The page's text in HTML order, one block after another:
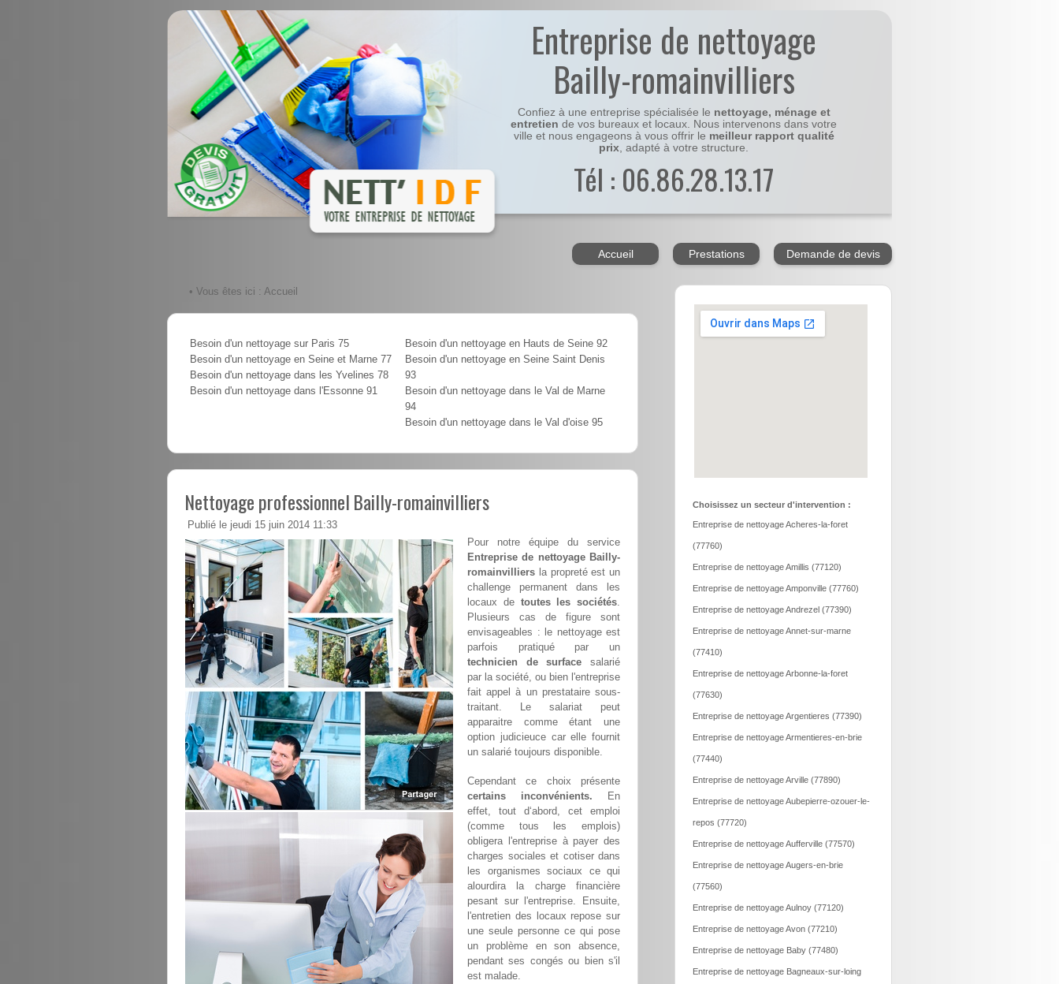
Entreprise de nettoyage
Bailly-romainvilliers
Confiez à une entreprise spécialisée le nettoyage, ménage et
entretien de vos bureaux et locaux. Nous intervenons dans votre
ville et nous engageons à vous offrir le meilleur rapport qualité
prix, adapté à votre structure.
Tél : 06.86.28.13.17
Accueil Prestations Demande de devis
• Vous êtes ici : Accueil
Besoin d'un nettoyage sur Paris 75
Besoin d'un nettoyage en Seine et Marne 77
Besoin d'un nettoyage dans les Yvelines 78
Besoin d'un nettoyage dans l'Essonne 91
Besoin d'un nettoyage en Hauts de Seine 92
Besoin d'un nettoyage en Seine Saint Denis
93
Besoin d'un nettoyage dans le Val de Marne
94
Besoin d'un nettoyage dans le Val d'oise 95
Nettoyage professionnel Bailly-romainvilliers
Publié le jeudi 15 juin 2014 11:33
Pour notre équipe du service
Entreprise de nettoyage Bailly-
romainvilliers la propreté est un
challenge permanent dans les
locaux de toutes les sociétés.
Plusieurs cas de figure sont
envisageables : le nettoyage est
parfois pratiqué par un
technicien de surface salarié
par la société, ou bien l'entreprise
fait appel à un prestataire sous-
traitant. Le salariat peut
apparaitre comme étant une
option judicieuce car elle fournit
un salarié toujours disponible.
Cependant ce choix présente
certains inconvénients. En
effet, tout d‘abord, cet emploi
(comme tous les emplois)
obligera l'entreprise à payer des
charges sociales et cotiser dans
les organismes sociaux ce qui
alourdira la charge financière
pesant sur l'entreprise. Ensuite,
l'entretien des locaux repose sur
une seule personne ce qui pose
un problème en son absence,
pendant ses congés ou bien s'il
est malade.
Choisissez un secteur d'intervention :
Entreprise de nettoyage Acheres-la-foret
(77760)
Entreprise de nettoyage Amillis (77120)
Entreprise de nettoyage Amponville (77760)
Entreprise de nettoyage Andrezel (77390)
Entreprise de nettoyage Annet-sur-marne
(77410)
Entreprise de nettoyage Arbonne-la-foret
(77630)
Entreprise de nettoyage Argentieres (77390)
Entreprise de nettoyage Armentieres-en-brie
(77440)
Entreprise de nettoyage Arville (77890)
Entreprise de nettoyage Aubepierre-ozouer-le-
repos (77720)
Entreprise de nettoyage Aufferville (77570)
Entreprise de nettoyage Augers-en-brie
(77560)
Entreprise de nettoyage Aulnoy (77120)
Entreprise de nettoyage Avon (77210)
Entreprise de nettoyage Baby (77480)
Entreprise de nettoyage Bagneaux-sur-loing